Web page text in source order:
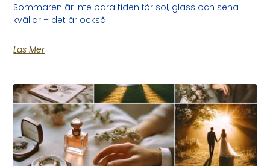
Sommaren är inte bara tiden för sol, glass och sena
kvällar – det är också
Läs Mer